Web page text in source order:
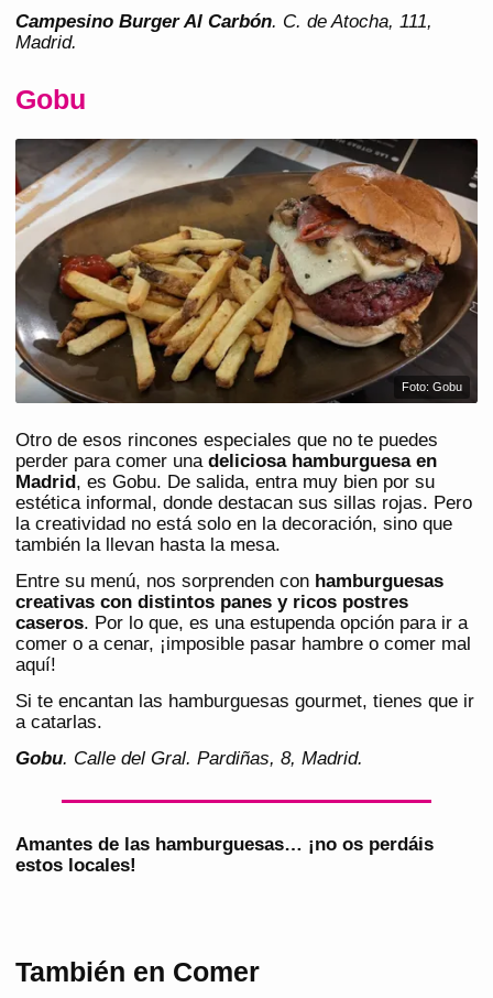
Campesino Burger Al Carbón. C. de Atocha, 111,
Madrid.
Gobu
Foto: Gobu
Otro de esos rincones especiales que no te puedes
perder para comer una deliciosa hamburguesa en
Madrid, es Gobu. De salida, entra muy bien por su
estética informal, donde destacan sus sillas rojas. Pero
la creatividad no está solo en la decoración, sino que
también la llevan hasta la mesa.
Entre su menú, nos sorprenden con hamburguesas
creativas con distintos panes y ricos postres
caseros. Por lo que, es una estupenda opción para ir a
comer o a cenar, ¡imposible pasar hambre o comer mal
aquí!
Si te encantan las hamburguesas gourmet, tienes que ir
a catarlas.
Gobu. Calle del Gral. Pardiñas, 8, Madrid.
Amantes de las hamburguesas… ¡no os perdáis
estos locales!
También en Comer